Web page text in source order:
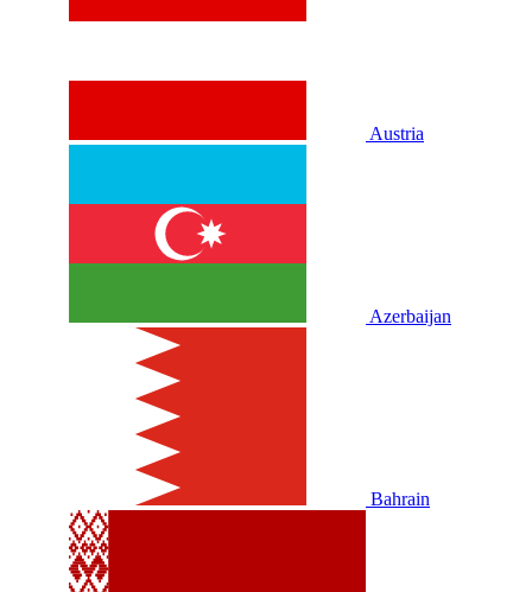
Austria
Azerbaijan
Bahrain